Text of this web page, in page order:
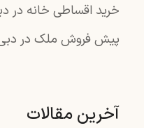
خرید اقساطی خانه در
پیش فروش ملک در
آخرین مقالات